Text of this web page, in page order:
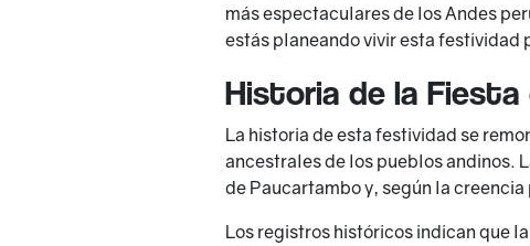
más espectaculares de los Andes
estás planeando vivir esta festividad
Historia de la Fiesta
La historia de esta festividad se
ancestrales de los pueblos andinos.
de Paucartambo y, según la
Los registros históricos indican que